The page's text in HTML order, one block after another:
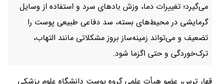
می‌گیرد؛ تغییرات دما، وزش بادهای سرد و استفاده از وسایل
گرمایشی در محیط‌های بسته، سد دفاعی طبیعی پوست را
تضعیف و می‌تواند زمینه‌ساز بروز مشکلاتی مانند التهاب،
ترک‌خوردگی و حتی اگزما شود.
قهار ترس، عضو هیأت علمی گروه پوست دانشگاه علوم پزشکی